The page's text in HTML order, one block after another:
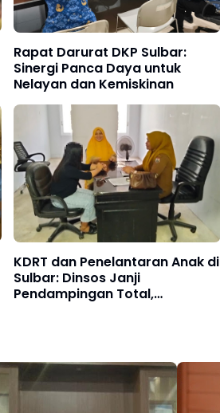
Rapat Darurat DKP Sulbar:
Sinergi Panca Daya untuk
Nelayan dan Kemiskinan
KDRT dan Penelantaran Anak di
Sulbar: Dinsos Janji
Pendampingan Total,